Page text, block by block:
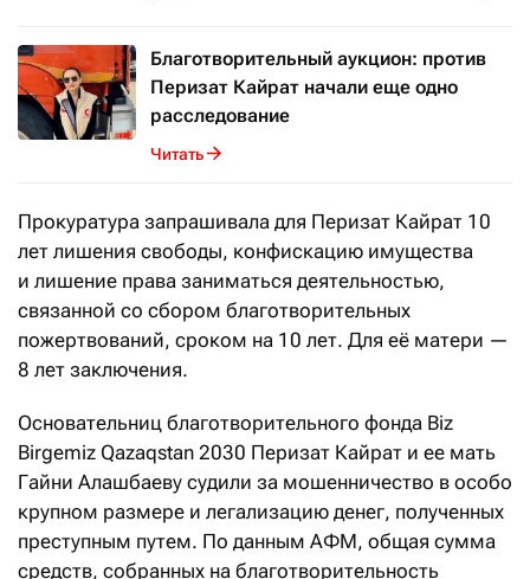
Благотворительный аукцион: против
Перизат Кайрат начали еще одно
расследование
Читать
Прокуратура запрашивала для Перизат Кайрат 10
лет лишения свободы, конфискацию имущества
и лишение права заниматься деятельностью,
связанной со сбором благотворительных
пожертвований, сроком на 10 лет. Для её матери —
8 лет заключения.
Основательниц благотворительного фонда Biz
Birgemiz Qazaqstan 2030 Перизат Кайрат и ее мать
Гайни Алашбаеву судили за мошенничество в особо
крупном размере и легализацию денег, полученных
преступным путем. По данным АФМ, общая сумма
средств, собранных на благотворительность